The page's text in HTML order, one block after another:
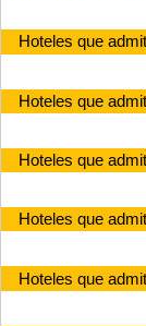
Hoteles que
Hoteles que
Hoteles que
Hoteles que
Hoteles que